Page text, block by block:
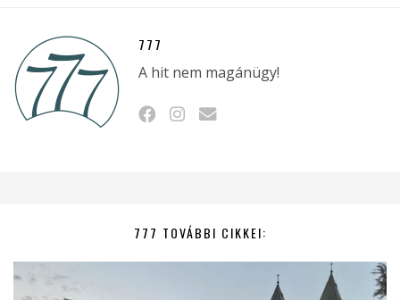
777
A hit nem magánügy!
777 TOVÁBBI CIKKEI: